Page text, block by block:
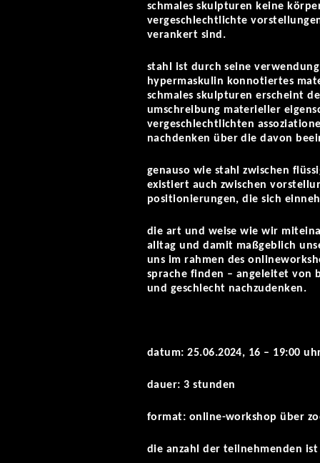
schmales skulpturen keine
vergeschlechtlichte
verankert sind.
stahl ist durch seine
hypermaskulin konnotiertes
schmales skulpturen erscheint
umschreibung materieller
vergeschlechtlichten
nachdenken über die davon
genauso wie stahl zwischen
existiert auch zwischen
positionierungen, die sich
die art und weise wie wir
alltag und damit maßgeblich
uns im rahmen des
sprache finden – angeleitet von
und geschlecht nachzudenken.
datum: 25.06.2024, 16 – 19:00
dauer: 3 stunden
format: online-workshop über
die anzahl der teilnehmenden